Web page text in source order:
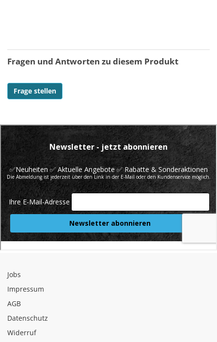
Fragen und Antworten zu diesem Produkt
Frage stellen
Jobs
Impressum
AGB
Datenschutz
Widerruf